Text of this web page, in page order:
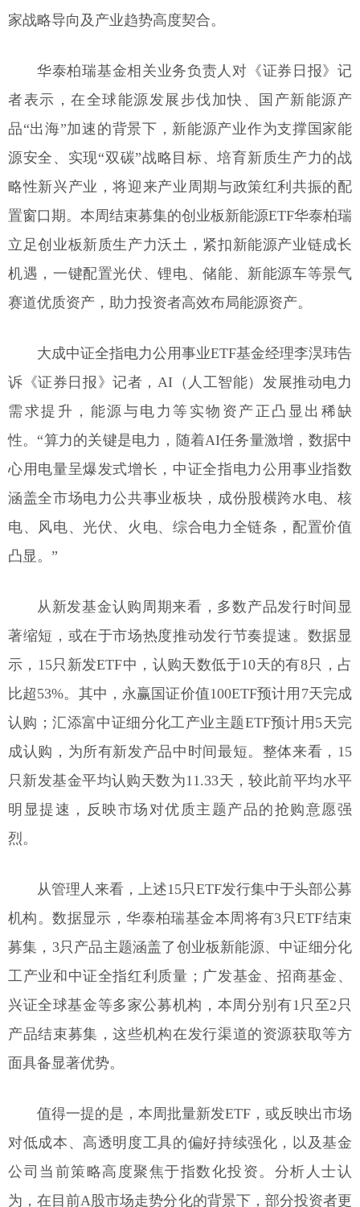
家战略导向及产业趋势高度契合。
华泰柏瑞基金相关业务负责人对《证券日报》记
者表示，在全球能源发展步伐加快、国产新能源产
品“出海”加速的背景下，新能源产业作为支撑国家能
源安全、实现“双碳”战略目标、培育新质生产力的战
略性新兴产业，将迎来产业周期与政策红利共振的配
置窗口期。本周结束募集的创业板新能源ETF华泰柏瑞
立足创业板新质生产力沃土，紧扣新能源产业链成长
机遇，一键配置光伏、锂电、储能、新能源车等景气
赛道优质资产，助力投资者高效布局能源资产。
大成中证全指电力公用事业ETF基金经理李淏玮告
诉《证券日报》记者，AI（人工智能）发展推动电力
需求提升，能源与电力等实物资产正凸显出稀缺
性。“算力的关键是电力，随着AI任务量激增，数据中
心用电量呈爆发式增长，中证全指电力公用事业指数
涵盖全市场电力公共事业板块，成份股横跨水电、核
电、风电、光伏、火电、综合电力全链条，配置价值
凸显。”
从新发基金认购周期来看，多数产品发行时间显
著缩短，或在于市场热度推动发行节奏提速。数据显
示，15只新发ETF中，认购天数低于10天的有8只，占
比超53%。其中，永赢国证价值100ETF预计用7天完成
认购；汇添富中证细分化工产业主题ETF预计用5天完
成认购，为所有新发产品中时间最短。整体来看，15
只新发基金平均认购天数为11.33天，较此前平均水平
明显提速，反映市场对优质主题产品的抢购意愿强
烈。
从管理人来看，上述15只ETF发行集中于头部公募
机构。数据显示，华泰柏瑞基金本周将有3只ETF结束
募集，3只产品主题涵盖了创业板新能源、中证细分化
工产业和中证全指红利质量；广发基金、招商基金、
兴证全球基金等多家公募机构，本周分别有1只至2只
产品结束募集，这些机构在发行渠道的资源获取等方
面具备显著优势。
值得一提的是，本周批量新发ETF，或反映出市场
对低成本、高透明度工具的偏好持续强化，以及基金
公司当前策略高度聚焦于指数化投资。分析人士认
为，在目前A股市场走势分化的背景下，部分投资者更